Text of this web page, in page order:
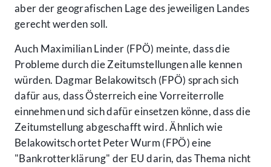
aber der geografischen Lage des jeweiligen Landes
gerecht werden soll.
Auch Maximilian Linder (FPÖ) meinte, dass die
Probleme durch die Zeitumstellungen alle kennen
würden. Dagmar Belakowitsch (FPÖ) sprach sich
dafür aus, dass Österreich eine Vorreiterrolle
einnehmen und sich dafür einsetzen könne, dass die
Zeitumstellung abgeschafft wird. Ähnlich wie
Belakowitsch ortet Peter Wurm (FPÖ) eine
"Bankrotterklärung" der EU darin, das Thema nicht